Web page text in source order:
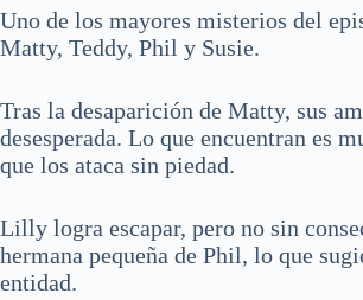
Uno de los mayores misterios del
Matty, Teddy, Phil y Susie.
Tras la desaparición de Matty, sus
desesperada. Lo que encuentran es
que los ataca sin piedad.
Lilly logra escapar, pero no sin
hermana pequeña de Phil, lo que
entidad.